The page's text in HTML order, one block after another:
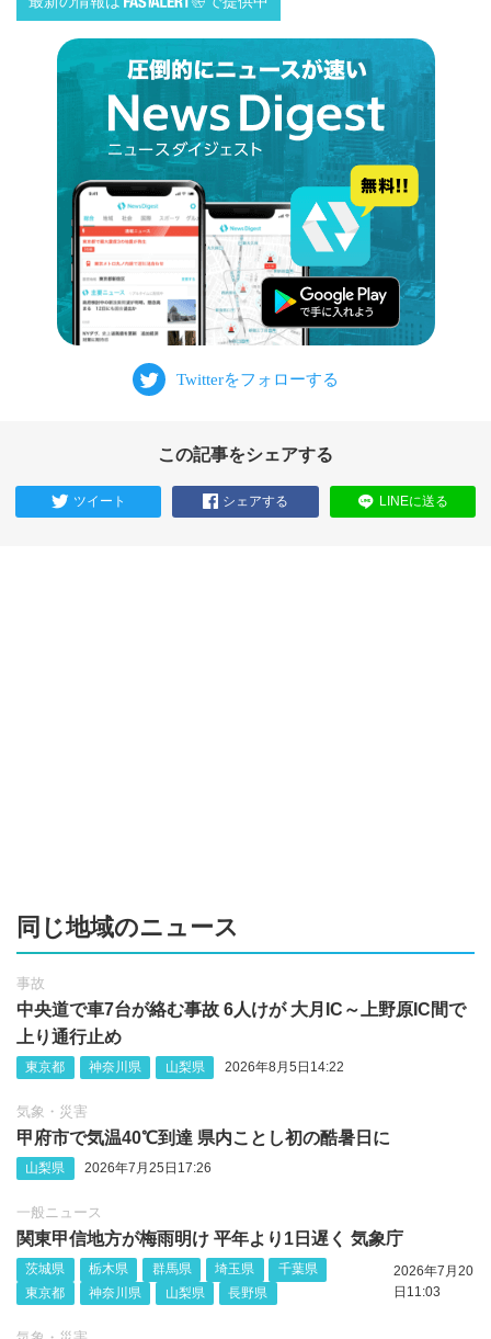
この記事をシェアする
ツイート シェアする LINEに送る
同じ地域のニュース
事故
中央道で車7台が絡む事故 6人けが 大月IC～上野原IC間で
上り通行止め
東京都 神奈川県 山梨県 2026年8月5日14:22
気象・災害
甲府市で気温40℃到達 県内ことし初の酷暑日に
山梨県 2026年7月25日17:26
一般ニュース
関東甲信地方が梅雨明け 平年より1日遅く 気象庁
茨城県 栃木県 群馬県 埼玉県
千葉県
東京都
神奈川県 山梨県 長野県
2026年7月20
日11:03